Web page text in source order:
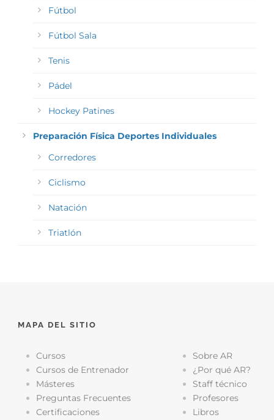
Fútbol
Fútbol Sala
Tenis
Pádel
Hockey Patines
Preparación Física Deportes Individuales
Corredores
Ciclismo
Natación
Triatlón
MAPA DEL SITIO
Cursos
Cursos de Entrenador
Másteres
Preguntas Frecuentes
Certificaciones
Sobre AR
¿Por qué AR?
Staff técnico
Profesores
Libros